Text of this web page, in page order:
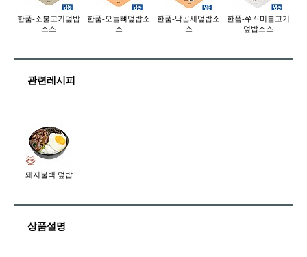
한품-소불고기덮밥
소스
한품-오돌뼈덮밥소
스
한품-낙곱새덮밥소
스
한품-쭈꾸미불고기
덮밥소스
관련레시피
돼지불백 덮밥
상품설명